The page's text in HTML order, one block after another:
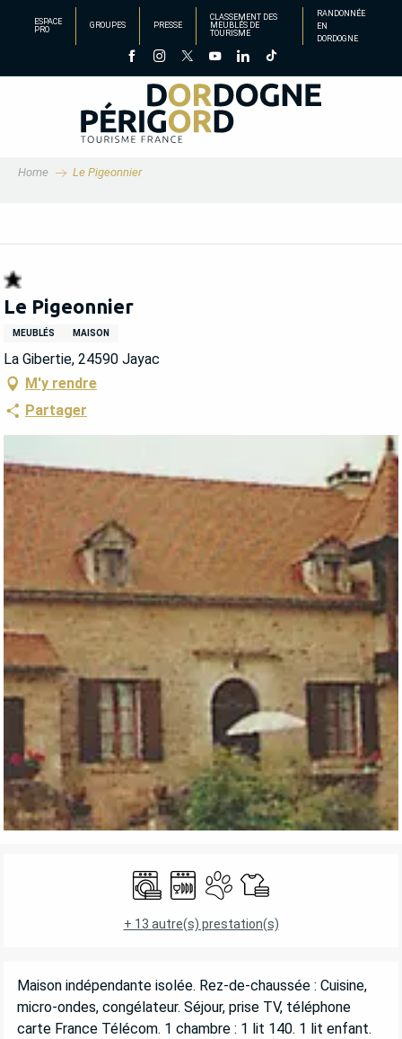
principal
ESPACE
PRO
GROUPES PRESSE
CLASSEMENT DES
MEUBLÉS DE
TOURISME
RANDONNÉE
EN
DORDOGNE
Home Le Pigeonnier
Le Pigeonnier
MEUBLÉS MAISON
La Gibertie, 24590 Jayac
M'y rendre
Partager
OUVERTURE ET COORDONNÉES
Lave lingeLave vaisselle
Animaux acceptés
Draps et linge
+ 13 autre(s) prestation(s)
DESCRIPTION
Maison indépendante isolée. Rez-de-chaussée : Cuisine,
micro-ondes, congélateur. Séjour, prise TV, téléphone
carte France Télécom. 1 chambre : 1 lit 140. 1 lit enfant.